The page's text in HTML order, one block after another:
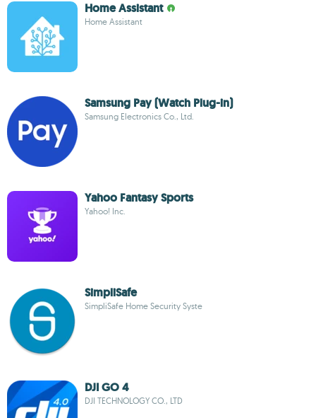
Home Assistant
Home Assistant
Samsung Pay (Watch Plug-in)
Samsung Electronics Co., Ltd.
Yahoo Fantasy Sports
Yahoo! Inc.
SimpliSafe
SimpliSafe Home Security Syste
DJI GO 4
DJI TECHNOLOGY CO., LTD